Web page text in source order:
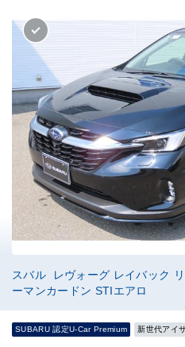
スバル レヴォーグ レイバック
ーマンカードン STIエアロ
SUBARU 認定U-Car Premium 新世代アイ